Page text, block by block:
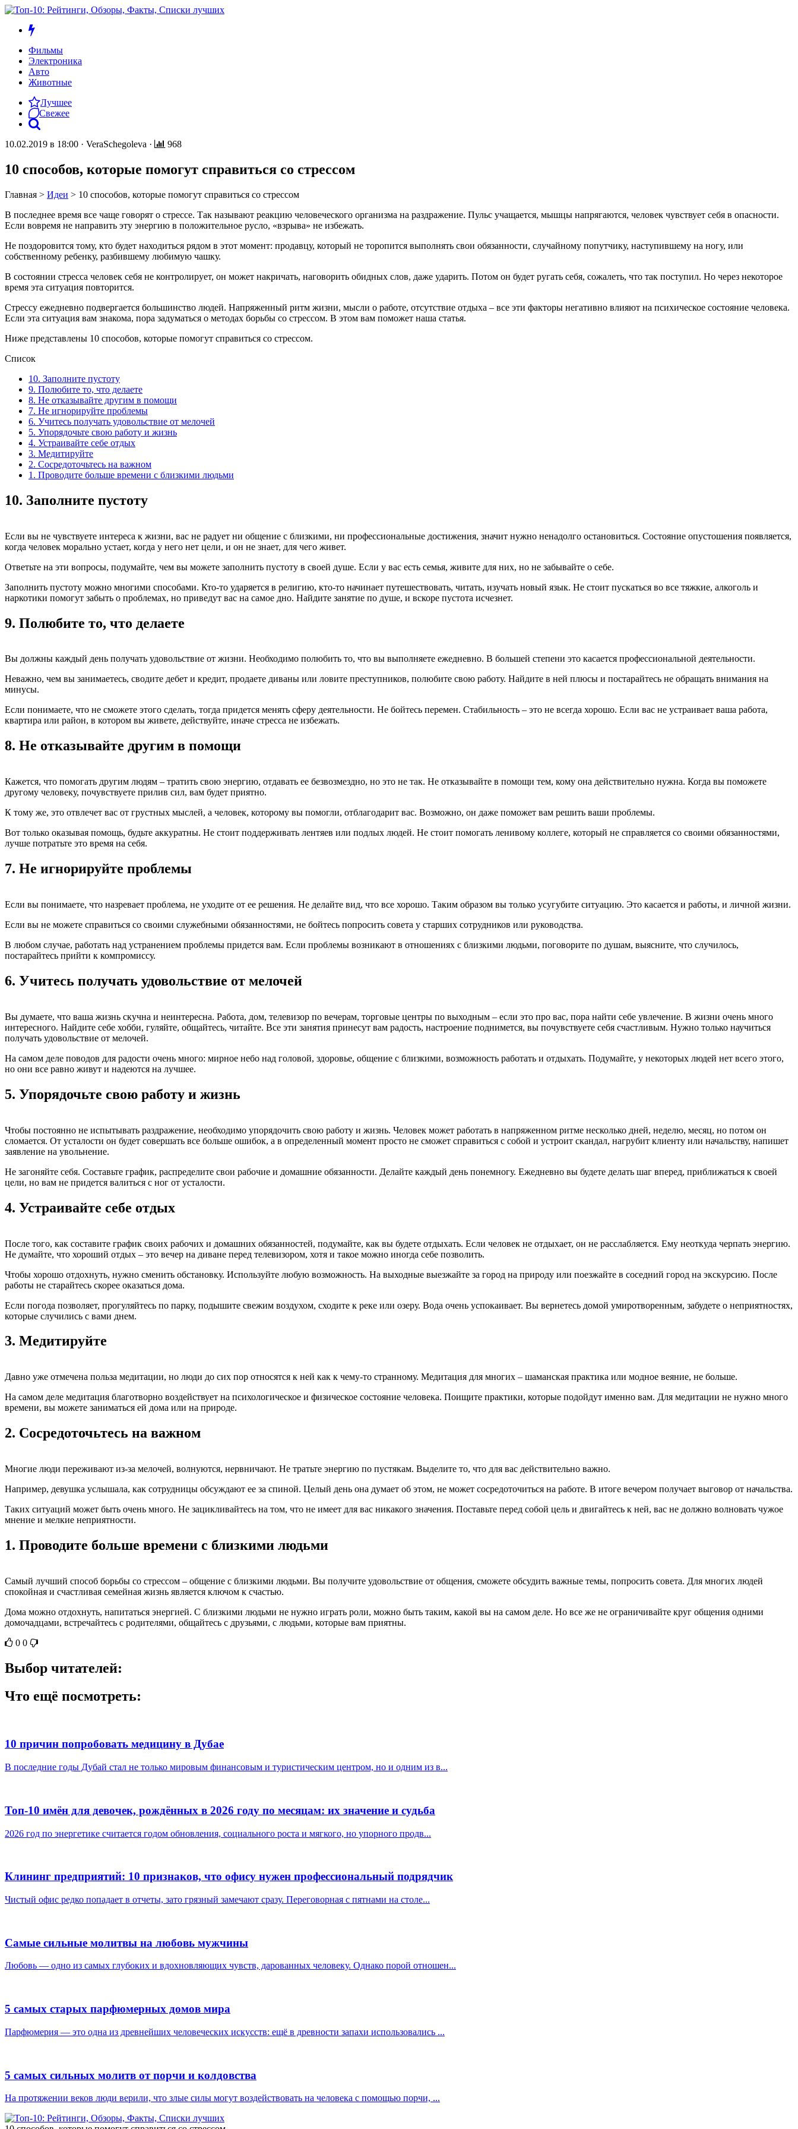
Фильмы
Электроника
Авто
Животные
Лучшее
Свежее
10.02.2019 в 18:00 · VeraSchegoleva · 968
10 способов, которые помогут справиться со стрессом
Главная > Идеи > 10 способов, которые помогут справиться со стрессом
В последнее время все чаще говорят о стрессе. Так называют реакцию человеческого организма на раздражение. Пульс учащается, мышцы напрягаются, человек чувствует себя в опасности.
Если вовремя не направить эту энергию в положительное русло, «взрыва» не избежать.
Не поздоровится тому, кто будет находиться рядом в этот момент: продавцу, который не торопится выполнять свои обязанности, случайному попутчику, наступившему на ногу, или
собственному ребенку, разбившему любимую чашку.
В состоянии стресса человек себя не контролирует, он может накричать, наговорить обидных слов, даже ударить. Потом он будет ругать себя, сожалеть, что так поступил. Но через некоторое
время эта ситуация повторится.
Стрессу ежедневно подвергается большинство людей. Напряженный ритм жизни, мысли о работе, отсутствие отдыха – все эти факторы негативно влияют на психическое состояние человека.
Если эта ситуация вам знакома, пора задуматься о методах борьбы со стрессом. В этом вам поможет наша статья.
Ниже представлены 10 способов, которые помогут справиться со стрессом.
Список
10. Заполните пустоту
9. Полюбите то, что делаете
8. Не отказывайте другим в помощи
7. Не игнорируйте проблемы
6. Учитесь получать удовольствие от мелочей
5. Упорядочьте свою работу и жизнь
4. Устраивайте себе отдых
3. Медитируйте
2. Сосредоточьтесь на важном
1. Проводите больше времени с близкими людьми
10. Заполните пустоту
Если вы не чувствуете интереса к жизни, вас не радует ни общение с близкими, ни профессиональные достижения, значит нужно ненадолго остановиться. Состояние опустошения появляется,
когда человек морально устает, когда у него нет цели, и он не знает, для чего живет.
Ответьте на эти вопросы, подумайте, чем вы можете заполнить пустоту в своей душе. Если у вас есть семья, живите для них, но не забывайте о себе.
Заполнить пустоту можно многими способами. Кто-то ударяется в религию, кто-то начинает путешествовать, читать, изучать новый язык. Не стоит пускаться во все тяжкие, алкоголь и
наркотики помогут забыть о проблемах, но приведут вас на самое дно. Найдите занятие по душе, и вскоре пустота исчезнет.
9. Полюбите то, что делаете
Вы должны каждый день получать удовольствие от жизни. Необходимо полюбить то, что вы выполняете ежедневно. В большей степени это касается профессиональной деятельности.
Неважно, чем вы занимаетесь, сводите дебет и кредит, продаете диваны или ловите преступников, полюбите свою работу. Найдите в ней плюсы и постарайтесь не обращать внимания на
минусы.
Если понимаете, что не сможете этого сделать, тогда придется менять сферу деятельности. Не бойтесь перемен. Стабильность – это не всегда хорошо. Если вас не устраивает ваша работа,
квартира или район, в котором вы живете, действуйте, иначе стресса не избежать.
8. Не отказывайте другим в помощи
Кажется, что помогать другим людям – тратить свою энергию, отдавать ее безвозмездно, но это не так. Не отказывайте в помощи тем, кому она действительно нужна. Когда вы поможете
другому человеку, почувствуете прилив сил, вам будет приятно.
К тому же, это отвлечет вас от грустных мыслей, а человек, которому вы помогли, отблагодарит вас. Возможно, он даже поможет вам решить ваши проблемы.
Вот только оказывая помощь, будьте аккуратны. Не стоит поддерживать лентяев или подлых людей. Не стоит помогать ленивому коллеге, который не справляется со своими обязанностями,
лучше потратьте это время на себя.
7. Не игнорируйте проблемы
Если вы понимаете, что назревает проблема, не уходите от ее решения. Не делайте вид, что все хорошо. Таким образом вы только усугубите ситуацию. Это касается и работы, и личной жизни.
Если вы не можете справиться со своими служебными обязанностями, не бойтесь попросить совета у старших сотрудников или руководства.
В любом случае, работать над устранением проблемы придется вам. Если проблемы возникают в отношениях с близкими людьми, поговорите по душам, выясните, что случилось,
постарайтесь прийти к компромиссу.
6. Учитесь получать удовольствие от мелочей
Вы думаете, что ваша жизнь скучна и неинтересна. Работа, дом, телевизор по вечерам, торговые центры по выходным – если это про вас, пора найти себе увлечение. В жизни очень много
интересного. Найдите себе хобби, гуляйте, общайтесь, читайте. Все эти занятия принесут вам радость, настроение поднимется, вы почувствуете себя счастливым. Нужно только научиться
получать удовольствие от мелочей.
На самом деле поводов для радости очень много: мирное небо над головой, здоровье, общение с близкими, возможность работать и отдыхать. Подумайте, у некоторых людей нет всего этого,
но они все равно живут и надеются на лучшее.
5. Упорядочьте свою работу и жизнь
Чтобы постоянно не испытывать раздражение, необходимо упорядочить свою работу и жизнь. Человек может работать в напряженном ритме несколько дней, неделю, месяц, но потом он
сломается. От усталости он будет совершать все больше ошибок, а в определенный момент просто не сможет справиться с собой и устроит скандал, нагрубит клиенту или начальству, напишет
заявление на увольнение.
Не загоняйте себя. Составьте график, распределите свои рабочие и домашние обязанности. Делайте каждый день понемногу. Ежедневно вы будете делать шаг вперед, приближаться к своей
цели, но вам не придется валиться с ног от усталости.
4. Устраивайте себе отдых
После того, как составите график своих рабочих и домашних обязанностей, подумайте, как вы будете отдыхать. Если человек не отдыхает, он не расслабляется. Ему неоткуда черпать энергию.
Не думайте, что хороший отдых – это вечер на диване перед телевизором, хотя и такое можно иногда себе позволить.
Чтобы хорошо отдохнуть, нужно сменить обстановку. Используйте любую возможность. На выходные выезжайте за город на природу или поезжайте в соседний город на экскурсию. После
работы не старайтесь скорее оказаться дома.
Если погода позволяет, прогуляйтесь по парку, подышите свежим воздухом, сходите к реке или озеру. Вода очень успокаивает. Вы вернетесь домой умиротворенным, забудете о неприятностях,
которые случились с вами днем.
3. Медитируйте
Давно уже отмечена польза медитации, но люди до сих пор относятся к ней как к чему-то странному. Медитация для многих – шаманская практика или модное веяние, не больше.
На самом деле медитация благотворно воздействует на психологическое и физическое состояние человека. Поищите практики, которые подойдут именно вам. Для медитации не нужно много
времени, вы можете заниматься ей дома или на природе.
2. Сосредоточьтесь на важном
Многие люди переживают из-за мелочей, волнуются, нервничают. Не тратьте энергию по пустякам. Выделите то, что для вас действительно важно.
Например, девушка услышала, как сотрудницы обсуждают ее за спиной. Целый день она думает об этом, не может сосредоточиться на работе. В итоге вечером получает выговор от начальства.
Таких ситуаций может быть очень много. Не зацикливайтесь на том, что не имеет для вас никакого значения. Поставьте перед собой цель и двигайтесь к ней, вас не должно волновать чужое
мнение и мелкие неприятности.
1. Проводите больше времени с близкими людьми
Самый лучший способ борьбы со стрессом – общение с близкими людьми. Вы получите удовольствие от общения, сможете обсудить важные темы, попросить совета. Для многих людей
спокойная и счастливая семейная жизнь является ключом к счастью.
Дома можно отдохнуть, напитаться энергией. С близкими людьми не нужно играть роли, можно быть таким, какой вы на самом деле. Но все же не ограничивайте круг общения одними
домочадцами, встречайтесь с родителями, общайтесь с друзьями, с людьми, которые вам приятны.
0 0
Выбор читателей:
Что ещё посмотреть:
10 причин попробовать медицину в Дубае
В последние годы Дубай стал не только мировым финансовым и туристическим центром, но и одним из в...
Топ-10 имён для девочек, рождённых в 2026 году по месяцам: их значение и судьба
2026 год по энергетике считается годом обновления, социального роста и мягкого, но упорного продв...
Клининг предприятий: 10 признаков, что офису нужен профессиональный подрядчик
Чистый офис редко попадает в отчеты, зато грязный замечают сразу. Переговорная с пятнами на столе...
Самые сильные молитвы на любовь мужчины
Любовь — одно из самых глубоких и вдохновляющих чувств, дарованных человеку. Однако порой отношен...
5 самых старых парфюмерных домов мира
Парфюмерия — это одна из древнейших человеческих искусств: ещё в древности запахи использовались ...
5 самых сильных молитв от порчи и колдовства
На протяжении веков люди верили, что злые силы могут воздействовать на человека с помощью порчи, ...